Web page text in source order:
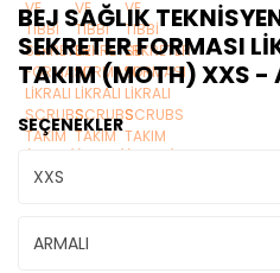
BEJ SAĞLIK
SEKRETER FORMASI
TAKIM (MOTH) XXS -
SEÇENEKLER